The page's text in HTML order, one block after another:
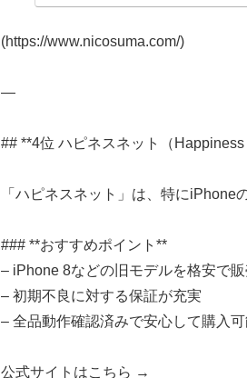
(https://www.nicosuma.com/)
—
## **4位 ハピネスネット（
「ハピネスネット」は、特に
### **おすすめポイント**
– iPhone 8などの旧モデルを格安で販
– 初期不良に対する保証が充実
– 全品動作確認済みで安心して購入
公式サイトはこちら →